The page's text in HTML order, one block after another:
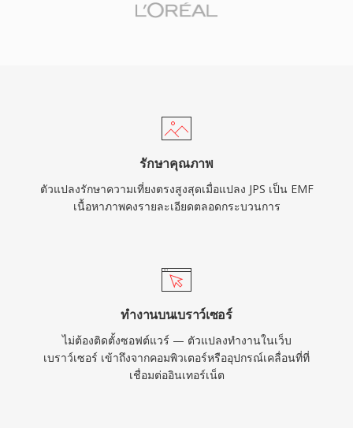
รักษาคุณภาพ
ตัวแปลงรักษาความเที่ยงตรงสูงสุดเมื่อแปลง JPS เป็น EMF
เนื้อหาภาพคงรายละเอียดตลอดกระบวนการ
ทำงานบนเบราว์เซอร์
ไม่ต้องติดตั้งซอฟต์แวร์ — ตัวแปลงทำงานในเว็บ
เบราว์เซอร์ เข้าถึงจากคอมพิวเตอร์หรืออุปกรณ์เคลื่อนที่ที่
เชื่อมต่ออินเทอร์เน็ต